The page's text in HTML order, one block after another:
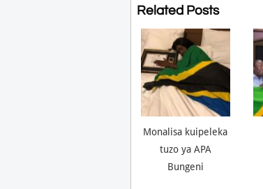
Related Posts
Monalisa kuipeleka
tuzo ya APA
Bungeni